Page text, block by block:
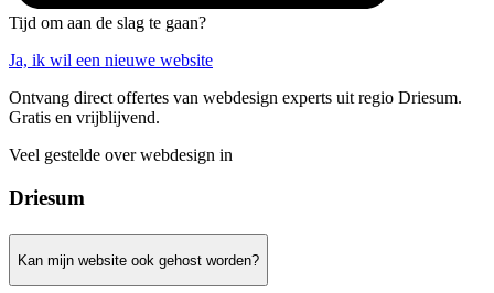
Tijd om aan de slag te gaan?
Ja, ik wil een nieuwe website
Ontvang direct offertes van webdesign experts uit regio Driesum.
Gratis en vrijblijvend.
Veel gestelde over webdesign in
Driesum
Kan mijn website ook gehost worden?